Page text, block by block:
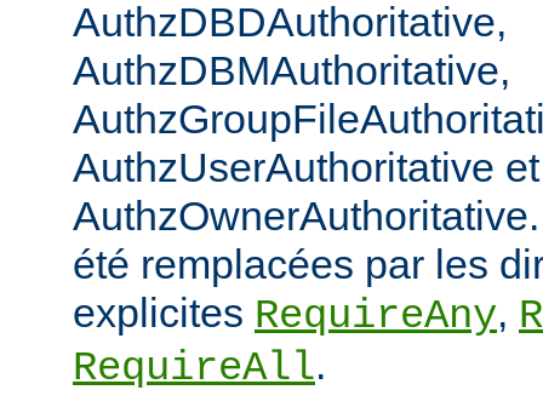
AuthzDBDAuthoritative,
AuthzDBMAuthoritative,
AuthzUserAuthoritative et
été remplacées par les
explicites RequireAny,
RequireAll.